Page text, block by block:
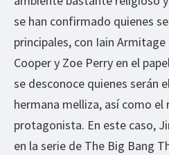
se han confirmado quienes
principales, con Iain Armitage
Cooper y Zoe Perry en el
se desconoce quienes serán
hermana melliza, así como
protagonista. En este caso,
en la serie de The Big Bang